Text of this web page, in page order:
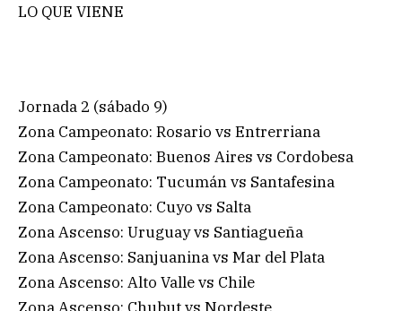
LO QUE VIENE
Jornada 2 (sábado 9)
Zona Campeonato: Rosario vs Entrerriana
Zona Campeonato: Buenos Aires vs Cordobesa
Zona Campeonato: Tucumán vs Santafesina
Zona Campeonato: Cuyo vs Salta
Zona Ascenso: Uruguay vs Santiagueña
Zona Ascenso: Sanjuanina vs Mar del Plata
Zona Ascenso: Alto Valle vs Chile